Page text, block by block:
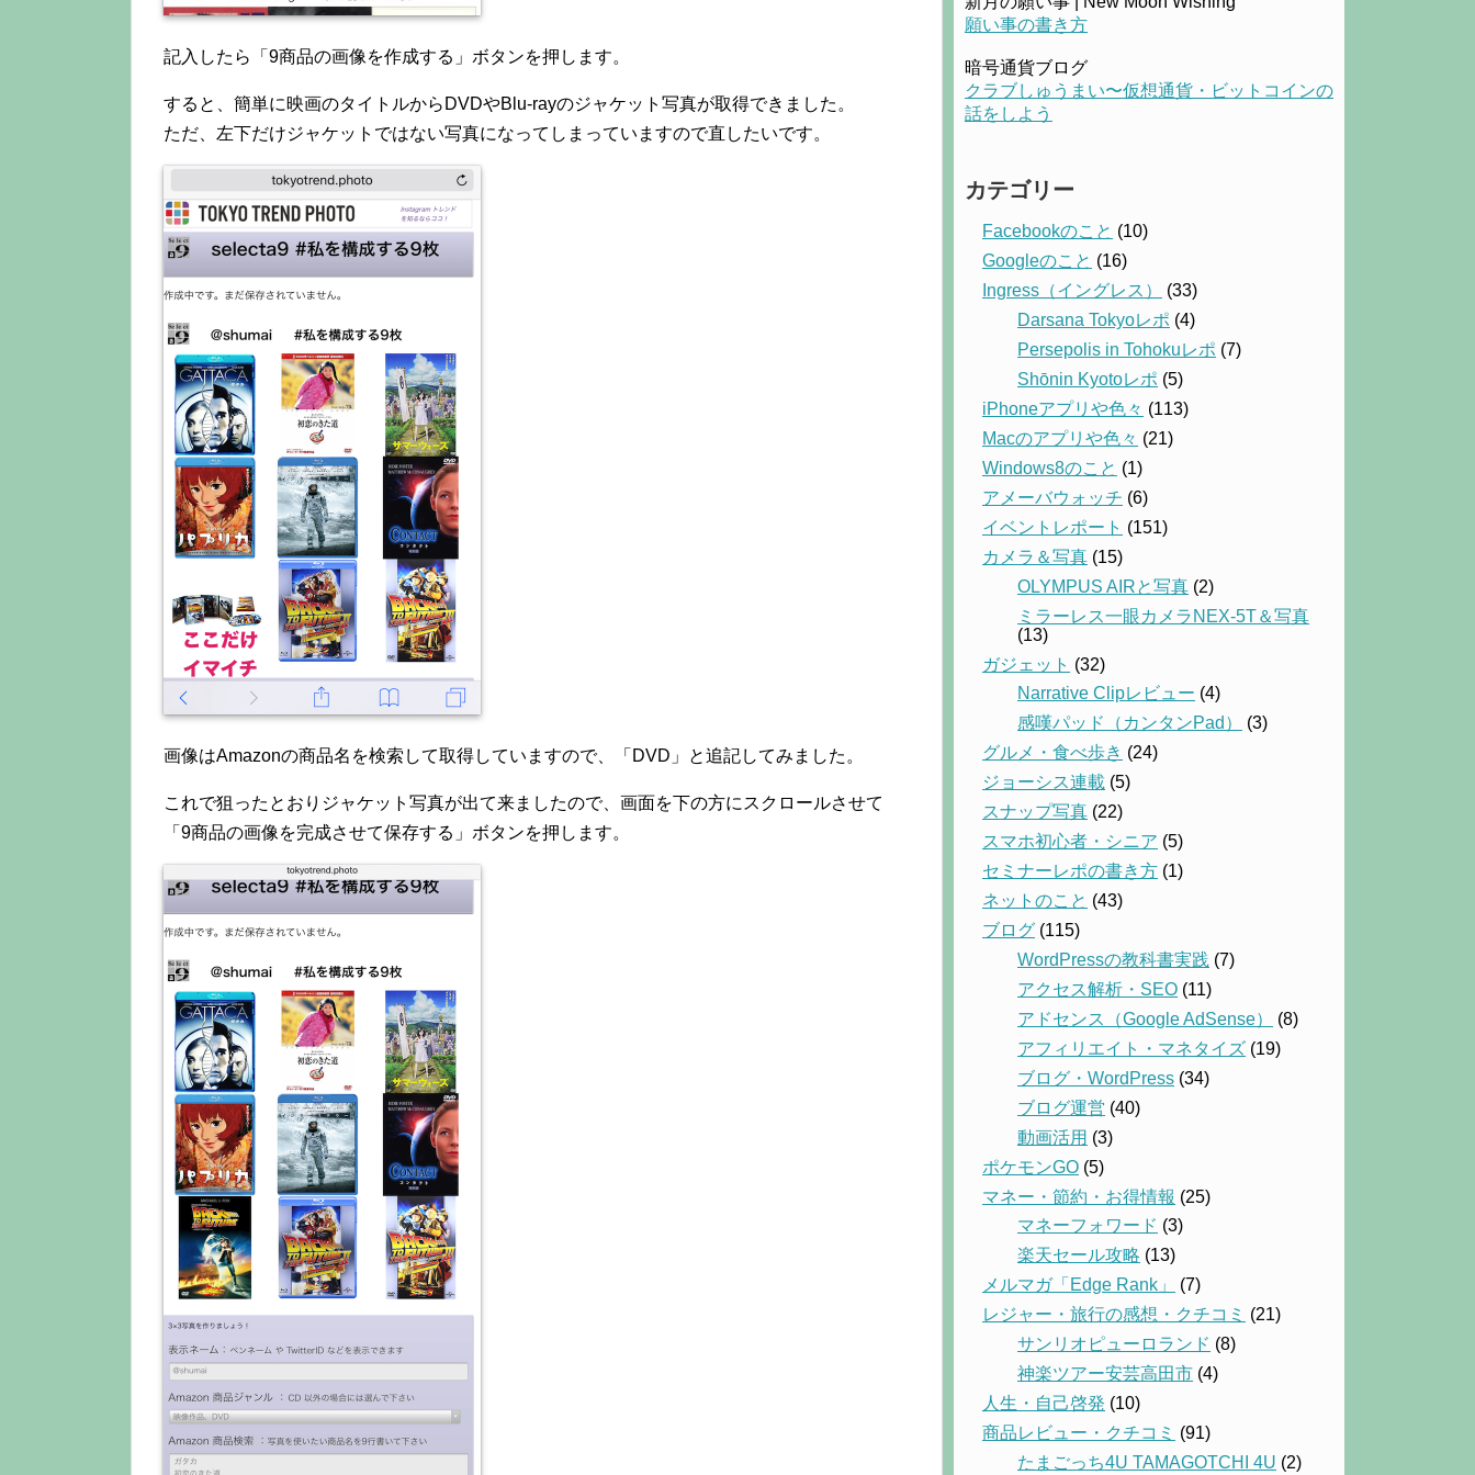
記入したら「9商品の画像を作成する」ボタンを押します。
すると、簡単に映画のタイトルからDVDやBlu-rayのジャケット写真が取得できました。
ただ、左下だけジャケットではない写真になってしまっていますので直したいです。
画像はAmazonの商品名を検索して取得していますので、「DVD」と追記してみました。
これで狙ったとおりジャケット写真が出て来ましたので、画面を下の方にスクロールさせて
「9商品の画像を完成させて保存する」ボタンを押します。
願い事の書き方
暗号通貨ブログ
クラブしゅうまい〜仮想通貨・ビットコインの
話をしよう
カテゴリー
Facebookのこと (10)
Googleのこと (16)
Ingress（イングレス）
(33)
Darsana Tokyoレポ (4)
Persepolis in Tohokuレポ (7)
Shōnin Kyotoレポ (5)
iPhoneアプリや色々 (113)
Macのアプリや色々 (21)
Windows8のこと (1)
アメーバウォッチ (6)
イベントレポート (151)
カメラ＆写真 (15)
OLYMPUS AIRと写真 (2)
ミラーレス一眼カメラNEX-5T＆写真
(13)
ガジェット (32)
Narrative Clipレビュー (4)
感嘆パッド（カンタンPad）
(3)
グルメ・食べ歩き (24)
ジョーシス連載 (5)
スナップ写真 (22)
スマホ初心者・シニア (5)
セミナーレポの書き方 (1)
ネットのこと (43)
ブログ (115)
WordPressの教科書実践 (7)
アクセス解析・SEO (11)
アドセンス（Google AdSense）
(8)
アフィリエイト・マネタイズ (19)
ブログ・WordPress (34)
ブログ運営 (40)
動画活用 (3)
ポケモンGO (5)
マネー・節約・お得情報 (25)
マネーフォワード (3)
楽天セール攻略 (13)
メルマガ「Edge Rank」
(7)
レジャー・旅行の感想・クチコミ (21)
サンリオピューロランド (8)
神楽ツアー安芸高田市 (4)
人生・自己啓発 (10)
商品レビュー・クチコミ (91)
たまごっち4U TAMAGOTCHI 4U (2)